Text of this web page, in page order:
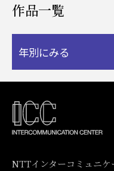
作品一覧
年別にみる
NTTインターコミュニ